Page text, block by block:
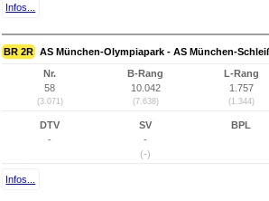
Infos...
BR 2R AS München-Olympiapark - AS München-
Nr.
58
(3.071)
B-Rang
10.042
(7.638)
L-Rang
1.757
(1.344)
DTV
-
SV
-
(-)
BPL
Infos...